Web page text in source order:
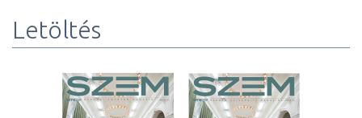
Letöltés